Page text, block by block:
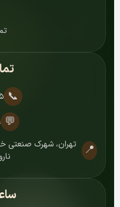
📞
💬
📍
تهران، شهرک صنعتی